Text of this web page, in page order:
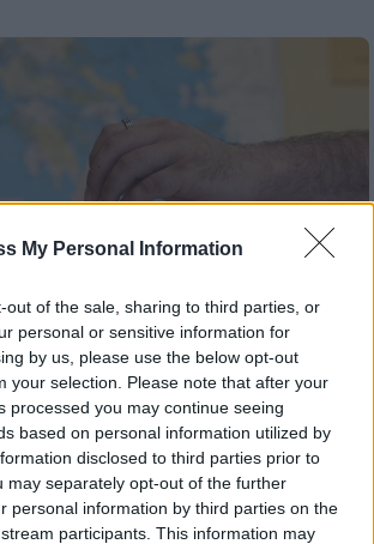
My Personal Information
out of the sale, sharing to third parties, or
personal or sensitive information for
by us, please use the below opt-out
your selection. Please note that after your
processed you may continue seeing
based on personal information utilized by
disclosed to third parties prior to
may separately opt-out of the further
personal information by third parties on the
participants. This information may
21:47
Pulse: Πρωτιά ΝΔ, 8
Βουλή - Τι λένε οι πολίτες
Τσίπρα, Σαμαρά